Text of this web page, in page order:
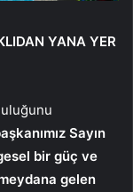
YANA YER
Sayın
bir güç ve
gelen